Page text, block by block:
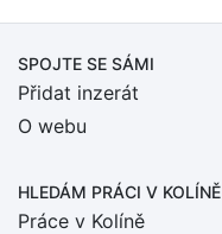
SPOJTE SE SÁMI
Přidat inzerát
O webu
HLEDÁM PRÁCI V KOLÍNĚ
Práce v Kolíně